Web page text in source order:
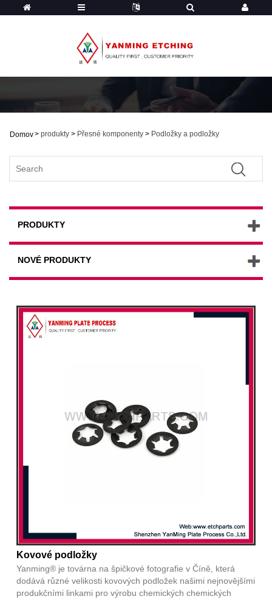
Domov> produkty > Přesné komponenty > Podložky a podložky
PRODUKTY
NOVÉ PRODUKTY
Kovové podložky
Yanming® je továrna na špičkové fotografie v Číně, která
dodává různé velikosti kovových podložek našimi nejnovějšími
produkčními linkami pro výrobu chemických chemických